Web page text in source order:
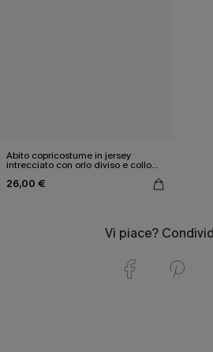
Abito copricostume in jersey
intrecciato con orlo diviso e collo
26,00 €
Vi piace?